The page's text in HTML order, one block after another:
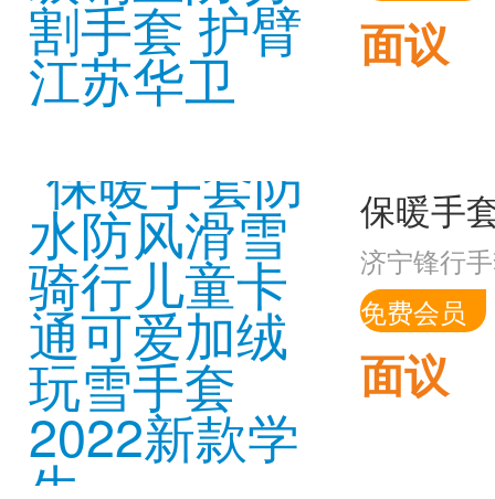
面议
济宁锋行
免费会员
面议